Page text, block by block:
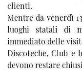
clienti.
Mentre da venerdì
luoghi statali di
immediato delle
Discoteche, Club e
devono restare